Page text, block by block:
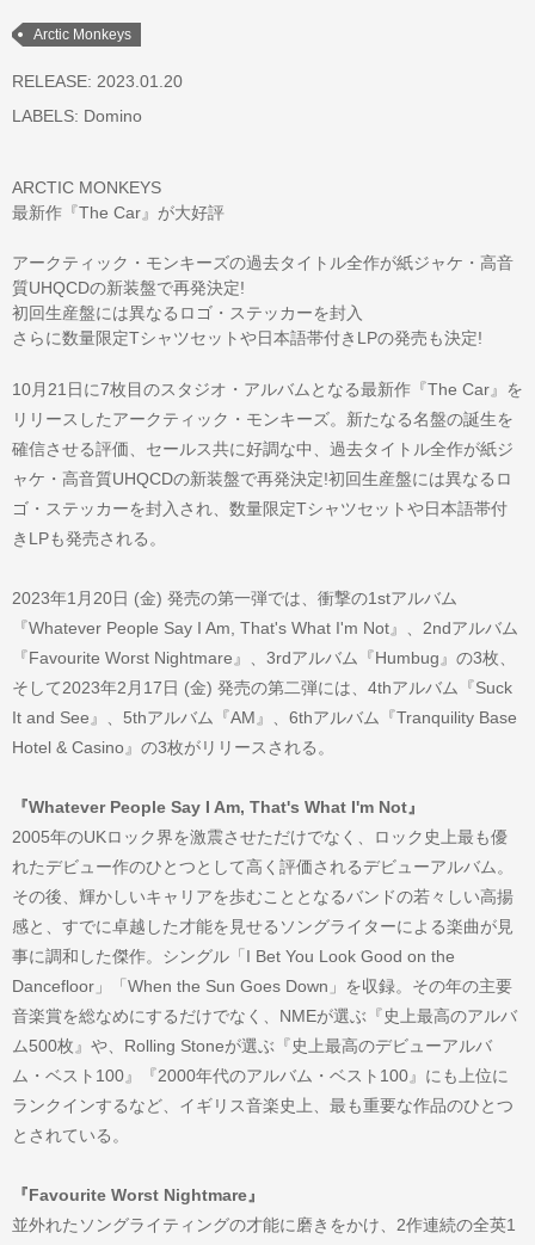
Arctic Monkeys
RELEASE: 2023.01.20
LABELS: Domino
ARCTIC MONKEYS
最新作『The Car』が大好評
アークティック・モンキーズの過去タイトル全作が紙ジャケ・高音
質UHQCDの新装盤で再発決定!
初回生産盤には異なるロゴ・ステッカーを封入
さらに数量限定Tシャツセットや日本語帯付きLPの発売も決定!
10月21日に7枚目のスタジオ・アルバムとなる最新作『The Car』を
リリースしたアークティック・モンキーズ。新たなる名盤の誕生を
確信させる評価、セールス共に好調な中、過去タイトル全作が紙ジ
ャケ・高音質UHQCDの新装盤で再発決定!初回生産盤には異なるロ
ゴ・ステッカーを封入され、数量限定Tシャツセットや日本語帯付
きLPも発売される。
2023年1月20日 (金) 発売の第一弾では、衝撃の1stアルバム
『Whatever People Say I Am, That's What I'm Not』、2ndアルバム
『Favourite Worst Nightmare』、3rdアルバム『Humbug』の3枚、
そして2023年2月17日 (金) 発売の第二弾には、4thアルバム『Suck
It and See』、5thアルバム『AM』、6thアルバム『Tranquility Base
Hotel & Casino』の3枚がリリースされる。
『Whatever People Say I Am, That's What I'm Not』
2005年のUKロック界を激震させただけでなく、ロック史上最も優
れたデビュー作のひとつとして高く評価されるデビューアルバム。
その後、輝かしいキャリアを歩むこととなるバンドの若々しい高揚
感と、すでに卓越した才能を見せるソングライターによる楽曲が見
事に調和した傑作。シングル「I Bet You Look Good on the
Dancefloor」「When the Sun Goes Down」を収録。その年の主要
音楽賞を総なめにするだけでなく、NMEが選ぶ『史上最高のアルバ
ム500枚』や、Rolling Stoneが選ぶ『史上最高のデビューアルバ
ム・ベスト100』『2000年代のアルバム・ベスト100』にも上位に
ランクインするなど、イギリス音楽史上、最も重要な作品のひとつ
とされている。
『Favourite Worst Nightmare』
並外れたソングライティングの才能に磨きをかけ、2作連続の全英1